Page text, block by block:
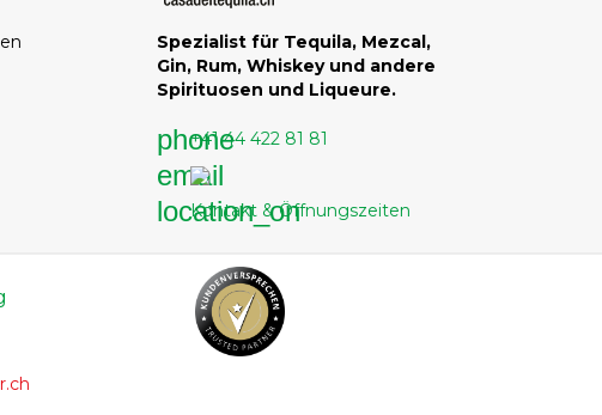
Spezialist für Tequila, Mezcal,
Gin, Rum, Whiskey und andere
Spirituosen und Liqueure.
phone
+41 44 422 81 81
email
location_on
Kontakt & Öffnungszeiten